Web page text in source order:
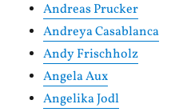
Andreas Prucker
Andreya Casablanca
Andy Frischholz
Angela Aux
Angelika Jodl